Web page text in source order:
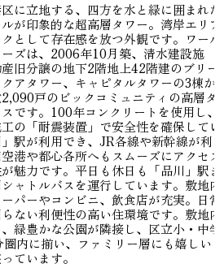
に立地する、四方を水と緑に囲まれた
が印象的な超高層タワー。湾岸エリア
として存在感を放つ外観です。ワール
ーズは、2006年10月築、清水建設施
旧分譲の地下2階地上42階建のブリー
アタワー、キャピタルタワーの3棟か
戸のビックコミュニティの高層タ
です。100年コンクリートを使用し、
の「耐震装置」で安全性を確保してい
駅が利用でき、JR各線や新幹線が利
港や都心各所へもスムーズにアクセス
魅力です。平日も休日も「品川」駅ま
ャトルバスを運行しています。敷地内
パーやコンビニ、飲食店が充実。日常
ない利便性の高い住環境です。敷地内
緑豊かな公園が隣接し、区立小・中学
内に揃い、ファミリー層にも嬉しい
ています。